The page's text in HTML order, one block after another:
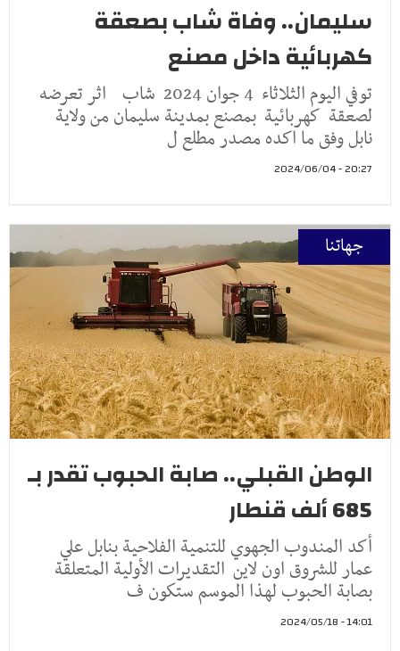
سليمان.. وفاة شاب بصعقة
كهربائية داخل مصنع
توفي اليوم الثلاثاء 4 جوان 2024 شاب اثر تعرضه
لصعقة كهربائية بمصنع بمدينة سليمان من ولاية
نابل وفق ما اكده مصدر مطلع ل
20:27 - 2024/06/04
جهاتنا
الوطن القبلي.. صابة الحبوب تقدر بـ
685 ألف قنطار‎
أكد المندوب الجهوي للتنمية الفلاحية بنابل علي
عمار للشروق اون لاين التقديرات الأولية المتعلقة
بصابة الحبوب لهذا الموسم ستكون ف
14:01 - 2024/05/18